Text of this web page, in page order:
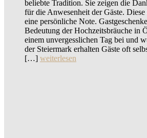
beliebte Tradition. Sie zeigen die
für die Anwesenheit der Gäste.
eine persönliche Note.
Bedeutung der Hochzeitsbräuche in
einem unvergesslichen Tag bei und
der Steiermark erhalten Gäste oft
[…] weiterlesen